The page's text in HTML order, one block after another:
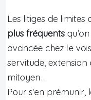
Les litiges de
plus fréquents
avancée chez le
servitude,
mitoyen…
Pour s’en prémunir,